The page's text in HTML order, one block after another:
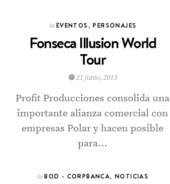
In EVENTOS,PERSONAJES
Fonseca Illusion World
Tour
21 junio, 2013
Profit Producciones consolida una
importante alianza comercial con
empresas Polar y hacen posible
para…
In BOD - CORPBANCA, NOTICIAS